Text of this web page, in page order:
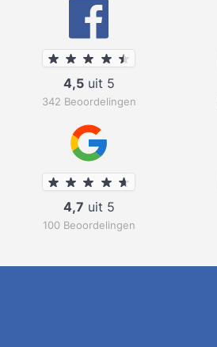
4,5uit 5
342 Beoordelingen
4,7 uit 5
100 Beoordelingen